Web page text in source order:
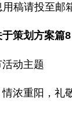
稿请投至邮
策划方案篇8
动主题
浓重阳，礼